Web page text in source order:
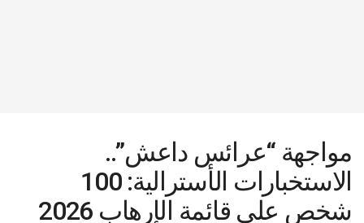
مواجهة “عرائس داعش”..
الاستخبارات الأسترالية: 100
شخص على قائمة الإرهاب 2026